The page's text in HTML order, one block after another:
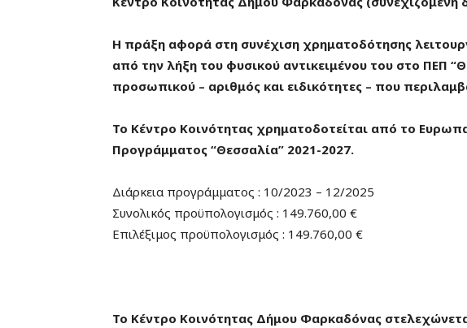
Η πράξη αφορά στη συνέχιση χρηματοδότησης
από την λήξη του φυσικού αντικειμένου του στο ΠΕΠ
προσωπικού – αριθμός και ειδικότητες – που
Το Κέντρο Κοινότητας χρηματοδοτείται από το
Προγράμματος “Θεσσαλία” 2021-2027.
Διάρκεια προγράμματος : 10/2023 – 12/2025
Συνολικός προϋπολογισμός : 149.760,00 €
Επιλέξιμος προϋπολογισμός : 149.760,00 €
Το Κέντρο Κοινότητας Δήμου Φαρκαδόνας